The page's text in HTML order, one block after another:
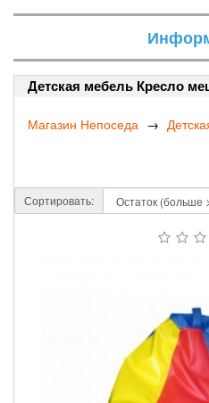
Детская мебель Кресло
Магазин Непоседа
Сортировать: